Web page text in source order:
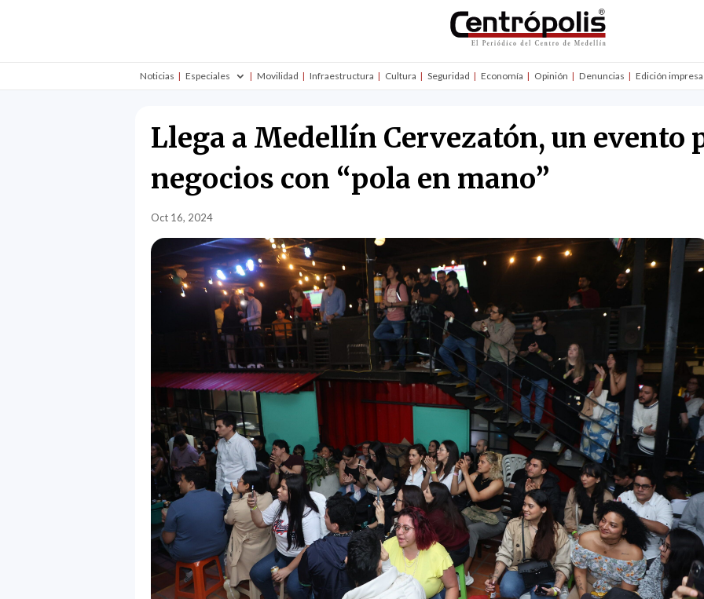
Noticias Especiales Movilidad Infraestructura Cultura Seguridad Economía Opinión Denuncias Edición impresa
Llega a Medellín Cervezatón, un evento
negocios con “pola en mano”
Oct 16, 2024